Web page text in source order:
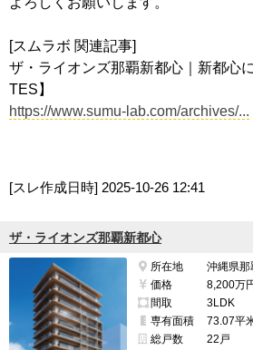
[スムラボ 関連記事]
ザ・ライオンズ那覇新都心｜新都心
TES】
https://www.sumu-lab.com/archives/...
[スレ作成日時] 2025-10-26 12:41
ザ・ライオンズ那覇新都心
所在地
沖縄県那
価格
8,200万
間取
3LDK
専有面積
73.07平
総戸数
22戸